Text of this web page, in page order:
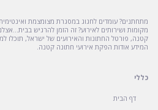
מתחתנים? עומדים לחגוג במסגרת מצומצמת
מקומות ושירותים לאירוע? זה הזמן להרגיש
קטנה, פורטל החתונות והאירועים של ישראל, תוכלו
המידע אודות הפקת אירועי חתונה קטנה.
כללי
דף הבית